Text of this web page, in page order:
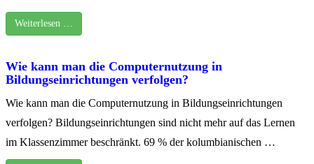
Weiterlesen …
Wie kann man die Computernutzung in
Bildungseinrichtungen verfolgen?
Wie kann man die Computernutzung in Bildungseinrichtungen
verfolgen? Bildungseinrichtungen sind nicht mehr auf das Lernen
im Klassenzimmer beschränkt. 69 % der kolumbianischen …